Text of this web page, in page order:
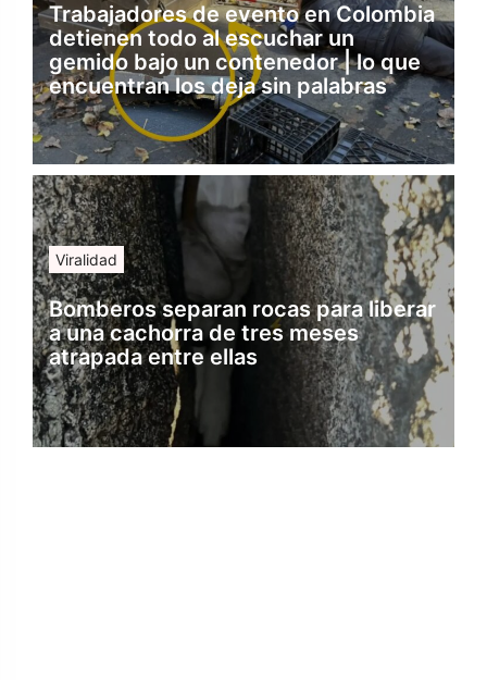
Trabajadores de evento en Colombia
detienen todo al escuchar un
gemido bajo un contenedor | lo que
encuentran los deja sin palabras
Viralidad
Bomberos separan rocas para liberar
a una cachorra de tres meses
atrapada entre ellas